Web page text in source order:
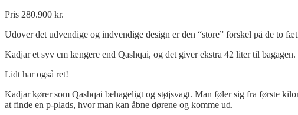
Pris 280.900 kr.
Udover det udvendige og indvendige design er den “store” forskel på de to
Kadjar et syv cm længere end Qashqai, og det giver ekstra 42 liter til bagagen.
Lidt har også ret!
Kadjar kører som Qashqai behageligt og støjsvagt. Man føler sig fra første
at finde en p-plads, hvor man kan åbne dørene og komme ud.